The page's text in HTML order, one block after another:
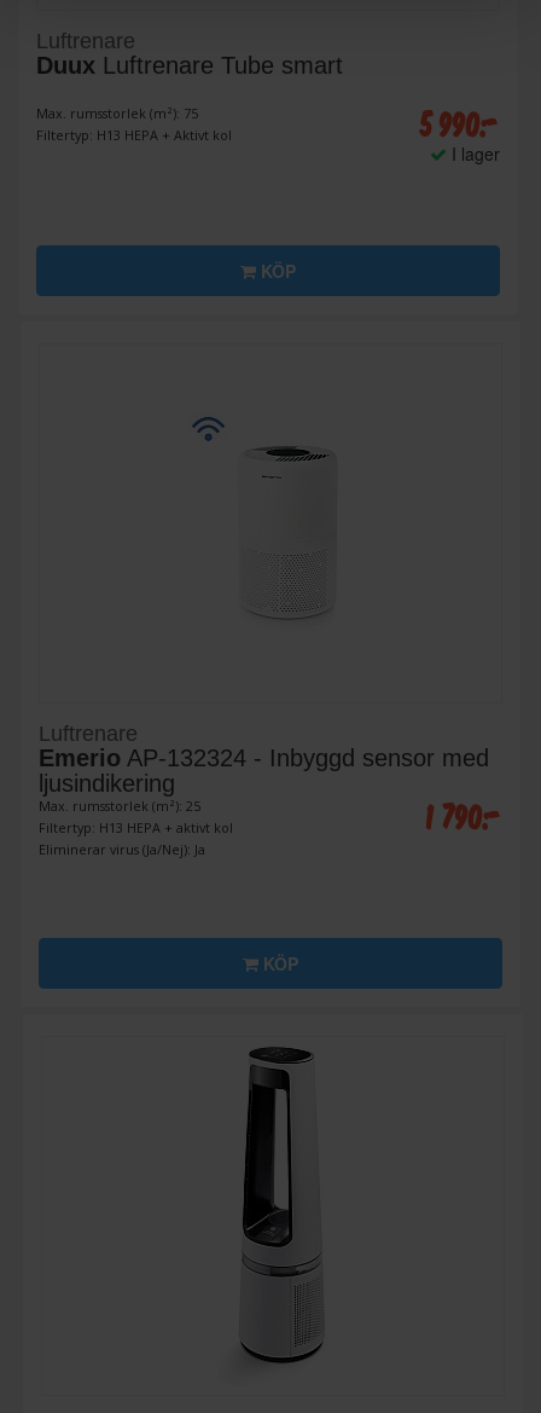
Luftrenare
Duux Luftrenare Tube smart
Max. rumsstorlek (m²): 75
Filtertyp: H13 HEPA + Aktivt kol
5 990:-
I lager
KÖP
Luftrenare
Emerio AP-132324 - Inbyggd sensor med
ljusindikering
Max. rumsstorlek (m²): 25
Filtertyp: H13 HEPA + aktivt kol
Eliminerar virus (Ja/Nej): Ja
1 790:-
KÖP